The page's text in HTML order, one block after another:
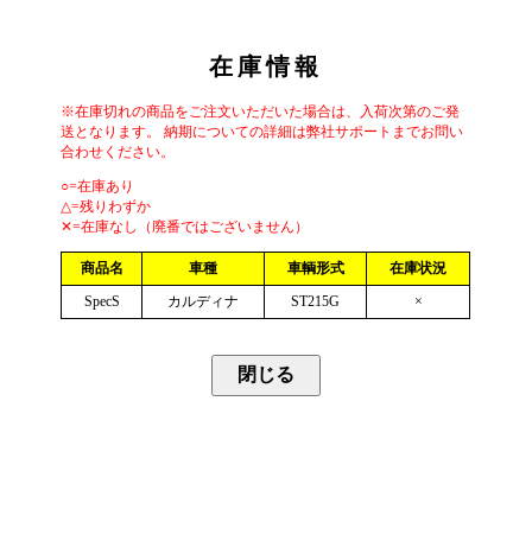
在庫情報
※在庫切れの商品をご注文いただいた場合は、入荷次第のご発
送となります。 納期についての詳細は弊社サポートまでお問い
合わせください。
○=在庫あり
△=残りわずか
✕=在庫なし（廃番ではございません）
商品名 車種 車輌形式
在庫状況
SpecS
カルディナ ST215G ×